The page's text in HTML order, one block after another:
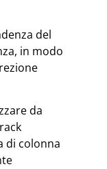
del
in modo
da
di colonna